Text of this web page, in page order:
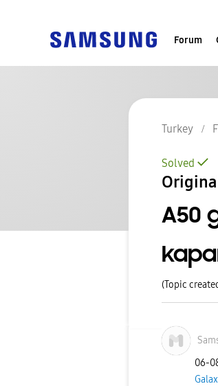
Forum
Turkey
Solved
A50
(Topic
‎06-